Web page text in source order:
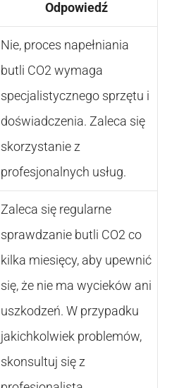
Odpowiedź
Nie, proces napełniania
butli CO2 wymaga
specjalistycznego sprzętu i
doświadczenia. Zaleca się
skorzystanie z
profesjonalnych usług.
Zaleca się regularne
sprawdzanie butli CO2 co
kilka miesięcy, aby upewnić
się, że nie ma wycieków ani
uszkodzeń. W przypadku
jakichkolwiek problemów,
skonsultuj się z